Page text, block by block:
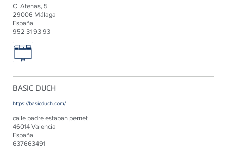
C. Atenas, 5
29006 Málaga
España
952 31 93 93
BASIC DUCH
https://basicduch.com/
calle padre estaban pernet
46014 Valencia
España
637663491